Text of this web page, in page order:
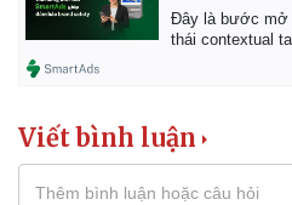
Đây là bước mở
thái contextual
Viết bình luận